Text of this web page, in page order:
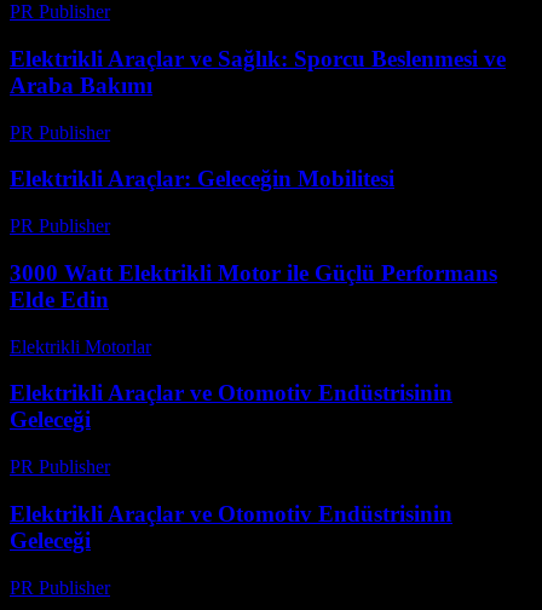
PR Publisher-
Elektrikli Araçlar ve Sağlık: Sporcu Beslenmesi ve
Araba Bakımı
PR Publisher-
Elektrikli Araçlar: Geleceğin Mobilitesi
PR Publisher-
3000 Watt Elektrikli Motor ile Güçlü Performans
Elde Edin
Elektrikli Motorlar-
Elektrikli Araçlar ve Otomotiv Endüstrisinin
Geleceği
PR Publisher-
Elektrikli Araçlar ve Otomotiv Endüstrisinin
Geleceği
PR Publisher-